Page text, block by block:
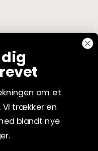
om et
Vi trækker en
blandt nye